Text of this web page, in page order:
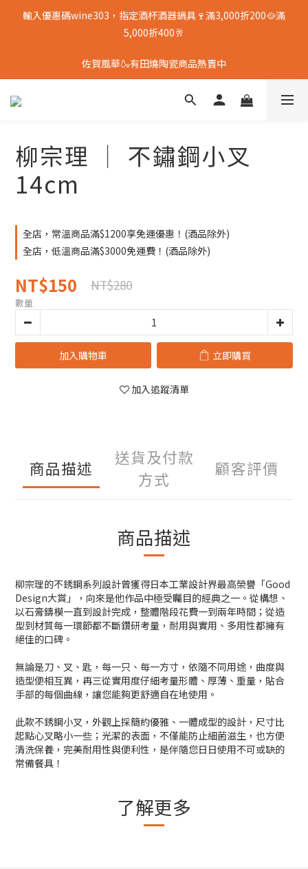
輸入優惠碼wine303，指定酒杯酒器鍋具🍷滿3,000折200🥘滿
5,000折400🥂
佐賀風華🍶有田燒陶瓷商品熱賣中
柳宗理 │ 不鏽鋼小叉
14cm
全店，常溫商品滿$1200享免運優惠！(酒品除外)
全店，低溫商品滿$3000免運費！(酒品除外)
NT$150 NT$280
數量
加入購物車 立即購買
加入追蹤清單
商品描述
送貨及付款
方式
顧客評價
商品描述
柳宗理的不銹鋼系列設計曾獲得日本工業設計界最高榮譽「Good
Design大賞」，向來是他作品中極受矚目的經典之一。從構想、
以石膏鑄模一直到設計完成，整體階段花費一到兩年時間；從造
型到材質每一環節都不斷鑽研考量，耐用與實用、多用性都擁有
絕佳的口碑。
無論是刀、叉、匙，每一只、每一方寸，依隨不同用途，曲度與
造型便相互異，再三從實用度仔細考量形體、厚薄、重量，貼合
手部的每個曲線，讓您能夠更舒適自在地使用。
此款不銹鋼小叉，外觀上採簡約優雅、一體成型的設計，尺寸比
起點心叉略小一些；光潔的表面，不僅能防止細菌滋生，也方便
清洗保養，完美耐用性與便利性，是伴隨您日日使用不可或缺的
常備餐具！
了解更多